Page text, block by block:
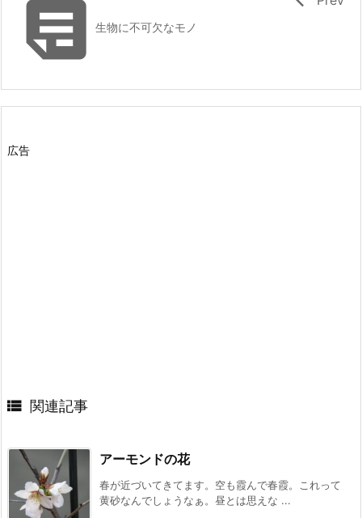
生物に不可欠なモノ
広告
 関連記事
アーモンドの花
春が近づいてきてます。空も霞んで春霞。これって
黄砂なんでしょうなぁ。昼とは思えな ...